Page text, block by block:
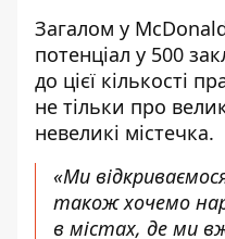
Загалом у
потенціал у 500
до цієї кількості
не тільки про
невеликі містечка.
«Ми
також хочемо
в містах, де ми